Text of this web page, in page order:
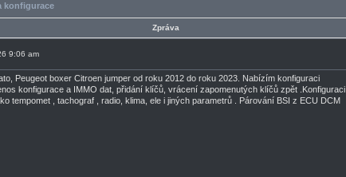
konfigurace
Zpráva
9:06 am
Peugeot boxer Citroen jumper od roku 2012 do roku 2023. Nabízím konfiguraci
konfigurace a IMMO dat, přidání klíčů, vrácení zapomenutých klíčů zpět .Konfiguraci
tempomet , tachograf , radio, klima, ele i jiných parametrů . Párování BSI z ECU DCM